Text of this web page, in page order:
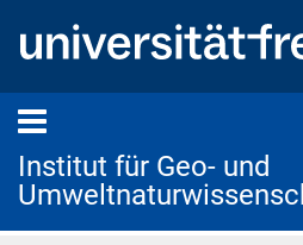
Institut für Geo- und